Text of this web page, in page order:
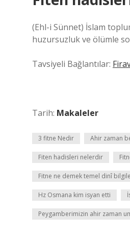
(Ehl-i Sünnet) İslam
huzursuzluk ve ölümle
Tavsiyeli Bağlantılar:
Tarih: Makaleler
3 fitne Nedir Ahir zaman
Fiten hadisleri nelerdir
Fitne ne demek temel dinî
Hz Osmana kim isyan etti
Peygamberimizin ahir zaman